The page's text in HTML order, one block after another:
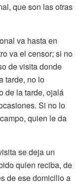
que son las otras
va hasta en
va el censor; si no
de visita donde
tarde, no lo
de la tarde, ojalá
Si no lo
quien le da
se deja un
quien reciba, de
de ese domicilio a